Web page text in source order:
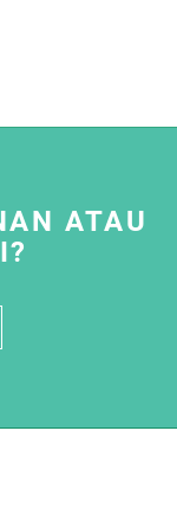
ATAU